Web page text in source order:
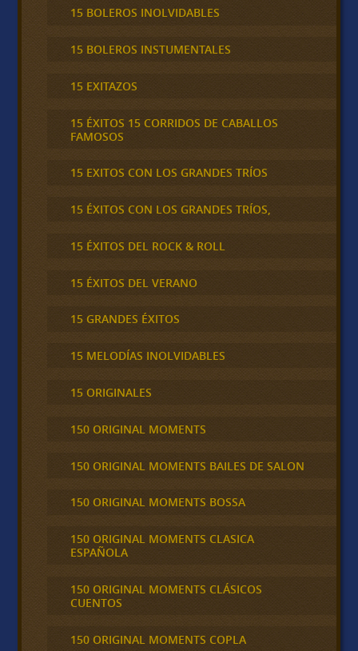
15 BOLEROS INOLVIDABLES
15 BOLEROS INSTUMENTALES
15 EXITAZOS
15 ÉXITOS 15 CORRIDOS DE CABALLOS
FAMOSOS
15 EXITOS CON LOS GRANDES TRÍOS
15 ÉXITOS CON LOS GRANDES TRÍOS,
15 ÉXITOS DEL ROCK & ROLL
15 ÉXITOS DEL VERANO
15 GRANDES ÉXITOS
15 MELODÍAS INOLVIDABLES
15 ORIGINALES
150 ORIGINAL MOMENTS
150 ORIGINAL MOMENTS BAILES DE SALON
150 ORIGINAL MOMENTS BOSSA
150 ORIGINAL MOMENTS CLASICA
ESPAÑOLA
150 ORIGINAL MOMENTS CLÁSICOS
CUENTOS
150 ORIGINAL MOMENTS COPLA